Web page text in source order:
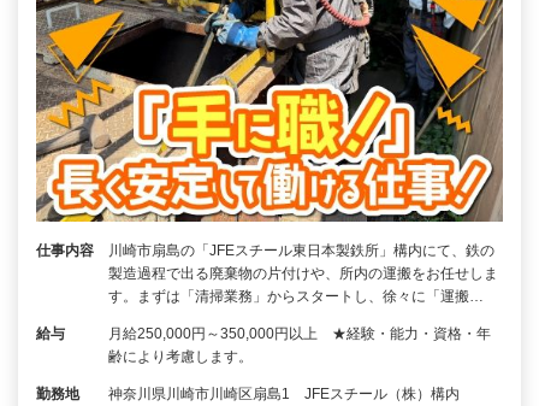
仕事内容
川崎市扇島の「JFEスチール東日本製鉄所」構内にて、鉄の
製造過程で出る廃棄物の片付けや、所内の運搬をお任せしま
す。まずは「清掃業務」からスタートし、徐々に「運搬…
給与
月給250,000円～350,000円以上 ★経験・能力・資格・年
齢により考慮します。
勤務地
神奈川県川崎市川崎区扇島1 JFEスチール（株）構内